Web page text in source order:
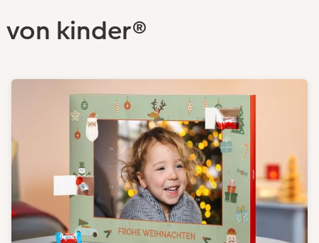
kinder®